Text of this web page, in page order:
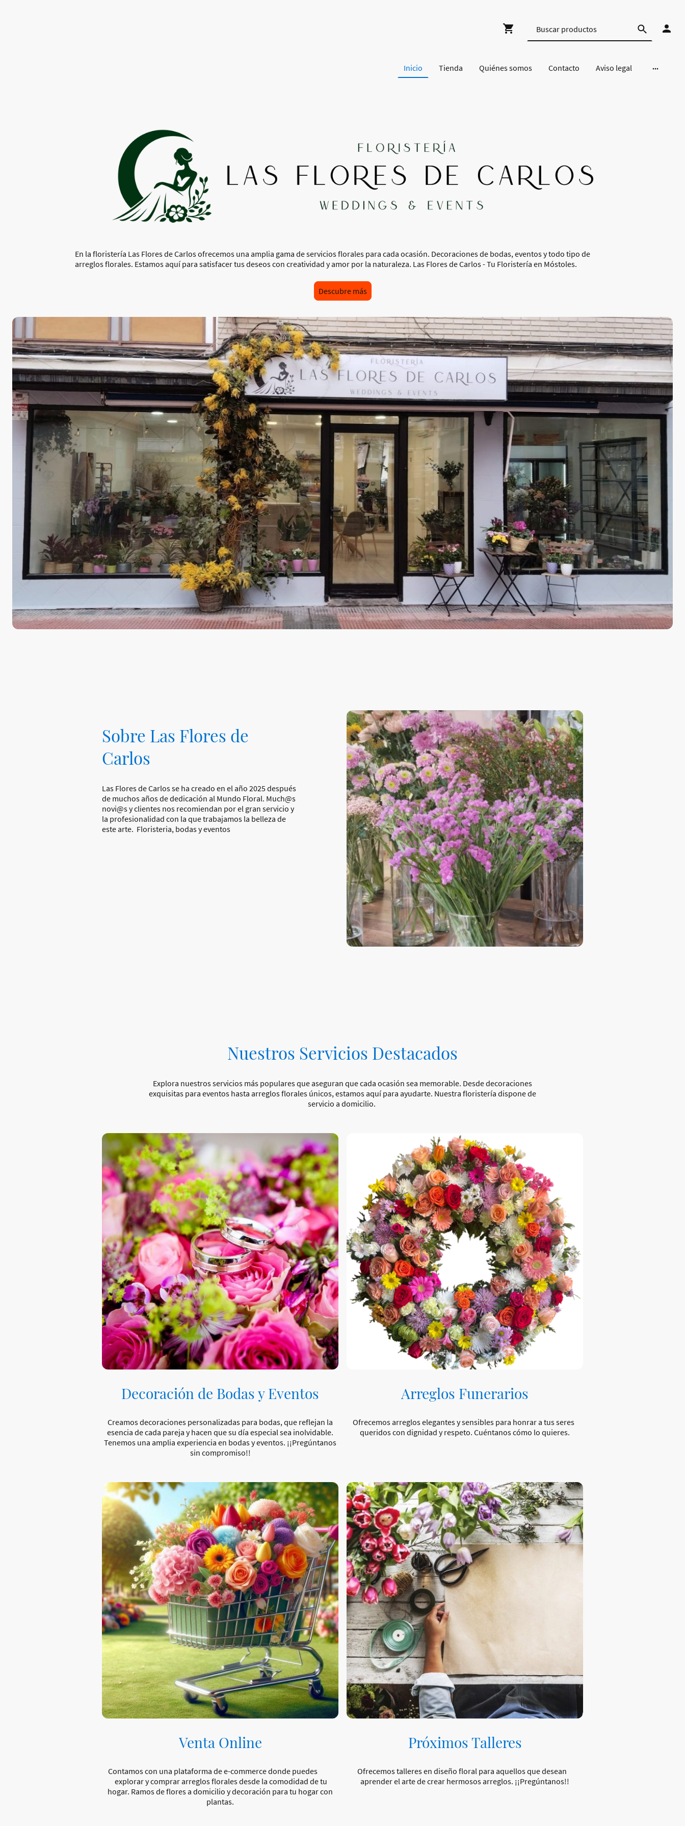
Inicio Tienda Quiénes somos Contacto Aviso legal
En la floristería Las Flores de Carlos ofrecemos una amplia gama de servicios florales para cada ocasión. Decoraciones de bodas, eventos y todo tipo de
arreglos florales. Estamos aquí para satisfacer tus deseos con creatividad y amor por la naturaleza. Las Flores de Carlos - Tu Floristería en Móstoles.
Descubre más
Sobre Las Flores de
Carlos
Las Flores de Carlos se ha creado en el año 2025 después
de muchos años de dedicación al Mundo Floral. Much@s
novi@s y clientes nos recomiendan por el gran servicio y
la profesionalidad con la que trabajamos la belleza de
este arte. Floristeria, bodas y eventos
Nuestros Servicios Destacados
Explora nuestros servicios más populares que aseguran que cada ocasión sea memorable. Desde decoraciones
exquisitas para eventos hasta arreglos florales únicos, estamos aquí para ayudarte. Nuestra floristería dispone de
servicio a domicilio.
Decoración de Bodas y Eventos
Creamos decoraciones personalizadas para bodas, que reflejan la
esencia de cada pareja y hacen que su día especial sea inolvidable.
Tenemos una amplia experiencia en bodas y eventos. ¡¡Pregúntanos
sin compromiso!!
Arreglos Funerarios
Ofrecemos arreglos elegantes y sensibles para honrar a tus seres
queridos con dignidad y respeto. Cuéntanos cómo lo quieres.
Venta Online
Contamos con una plataforma de e-commerce donde puedes
explorar y comprar arreglos florales desde la comodidad de tu
hogar. Ramos de flores a domicilio y decoración para tu hogar con
plantas.
Próximos Talleres
Ofrecemos talleres en diseño floral para aquellos que desean
aprender el arte de crear hermosos arreglos. ¡¡Pregúntanos!!